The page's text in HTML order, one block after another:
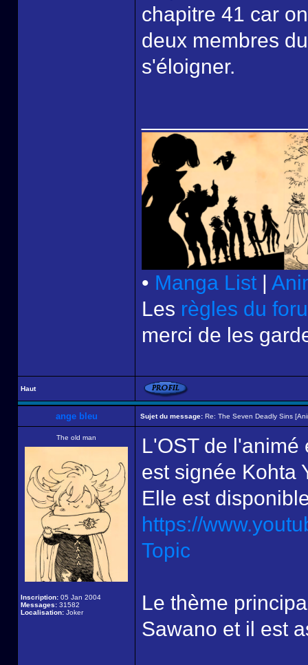
chapitre 41 car
deux membres
s'éloigner.
• Manga List |
Les règles du
merci de les
Haut
ange bleu Sujet du message: Re: The Seven Deadly Sins
The old man
Inscription: 05 Jan 2004
Messages: 31582
Localisation: Joker
L'OST de
est signée Kohta
Elle est
https://
Topic
Le thème
Sawano et il est